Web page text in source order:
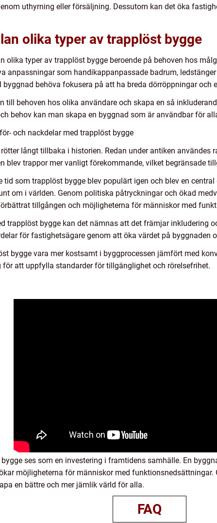
uthyrning eller försäljning. Dessutom kan det öka
olika typer av trapplöst bygge
olika typer av trapplöst bygge beroende på behoven hos
anpassningar som handikappanpassade badrum,
behöva fokusera på att ha breda dörröppningar och
till behoven hos olika användare och skapa en så
behov kan man skapa en byggnad som är användbar för
och nackdelar med trapplöst bygge
långt tillbaka i historien. Redan under antiken
blev trappor mer vanligt förekommande, vilket begränsade
tid som trapplöst bygge blev populärt igen och blev en
om i världen. Genom politiska påtryckningar och ökad
tillgången och möjligheterna för människor med
trapplöst bygge kan det nämnas att det främjar inkludering
för fastighetsägare genom att öka värdet på byggnaden
bygge vara mer kostsamt i byggprocessen jämfört med
att uppfylla standarder för tillgänglighet och rörelsefrihet.
bygge ses som en investering i framtidens samhälle. En
möjligheterna för människor med
en bättre och mer jämlik värld för alla.
FAQ